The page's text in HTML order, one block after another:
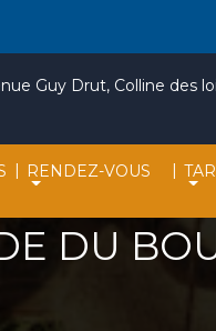
| RENDEZ-VOUS |
Guy Drut, Colline des
DU